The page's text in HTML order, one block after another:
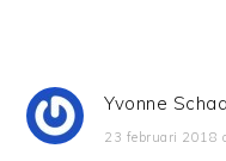
Yvonne
23 februari 2018